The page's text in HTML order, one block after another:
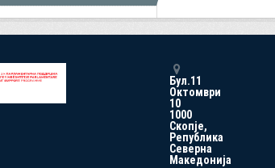
Бул.11
Октомври
10
1000
Скопје,
Република
Северна
Македонија